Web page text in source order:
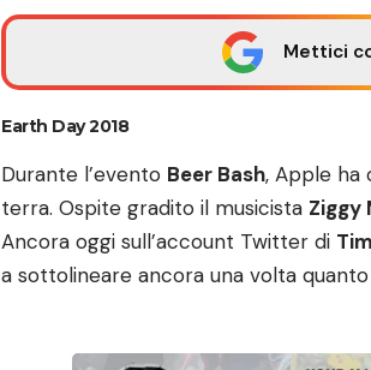
Mettici
Earth Day 2018
Durante l’evento Beer Bash, Apple ha
terra. Ospite gradito il musicista Ziggy
Ancora oggi sull’account Twitter di
a sottolineare ancora una volta